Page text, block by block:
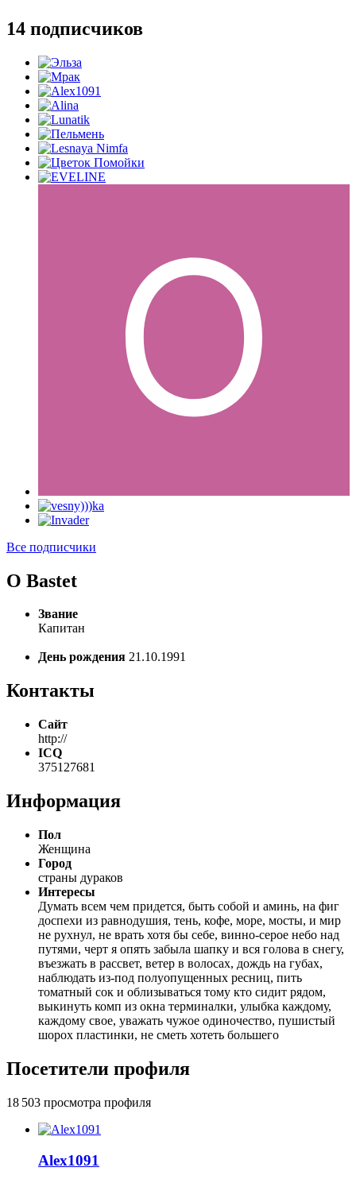
14 подписчиков
Все подписчики
О Bastet
Звание
Капитан
День рождения 21.10.1991
Контакты
Сайт
http://
ICQ
375127681
Информация
Пол
Женщина
Город
страны дураков
Интересы
Думать всем чем придется, быть собой и аминь, на фиг
доспехи из равнодушия, тень, кофе, море, мосты, и мир
не рухнул, не врать хотя бы себе, винно-серое небо над
путями, черт я опять забыла шапку и вся голова в снегу,
въезжать в рассвет, ветер в волосах, дождь на губах,
наблюдать из-под полуопущенных ресниц, пить
томатный сок и облизываться тому кто сидит рядом,
выкинуть комп из окна терминалки, улыбка каждому,
каждому свое, уважать чужое одиночество, пушистый
шорох пластинки, не сметь хотеть большего
Посетители профиля
18 503 просмотра профиля
Alex1091